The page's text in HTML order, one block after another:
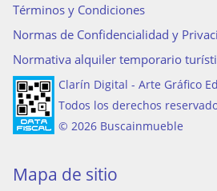
Términos y Condiciones
Normas de Confidencialidad y
Normativa alquiler temporario
Clarín Digital - Arte Gráfico
Todos los derechos
© 2026 Buscainmueble
Mapa de sitio